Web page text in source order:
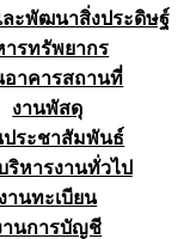
ละพัฒนาสิ่งประดิษฐ์
ารทรัพยากร
อาคารสถานที่
งานพัสดุ
ประชาสัมพันธ์
ริหารงานทั่วไป
งานทะเบียน
านการบัญชี